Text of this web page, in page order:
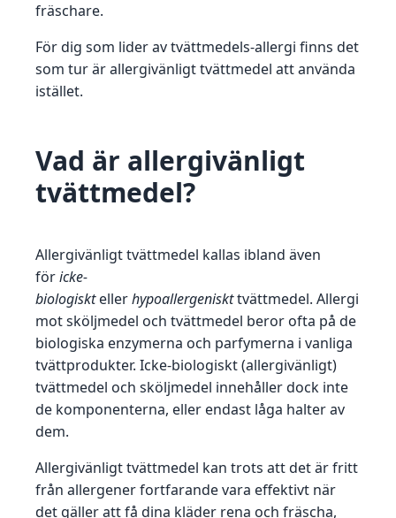
fräschare.
För dig som lider av tvättmedels-allergi finns det
som tur är allergivänligt tvättmedel att använda
istället.
Vad är allergivänligt
tvättmedel?
Allergivänligt tvättmedel kallas ibland även
föricke-
biologisktellerhypoallergeniskttvättmedel. Allergi
mot sköljmedel och tvättmedel beror ofta på de
biologiska enzymerna och parfymerna i vanliga
tvättprodukter. Icke-biologiskt (allergivänligt)
tvättmedel och sköljmedel innehåller dock inte
de komponenterna, eller endast låga halter av
dem.
Allergivänligt tvättmedel kan trots att det är fritt
från allergener fortfarande vara effektivt när
det gäller att få dina kläder rena och fräscha,